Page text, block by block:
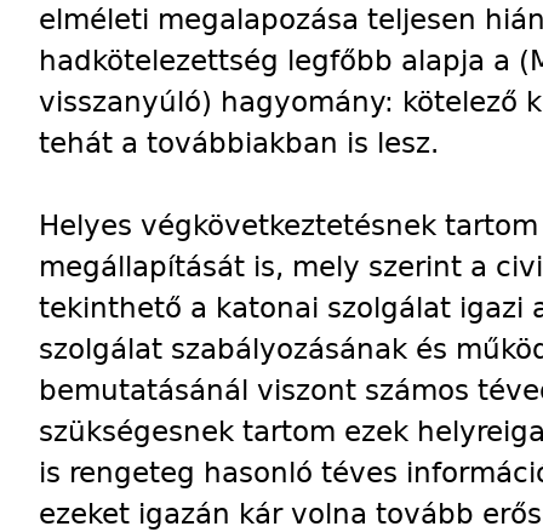
elméleti megalapozása teljesen
hadkötelezettség legfőbb alapja a
visszanyúló) hagyomány: kötelező
tehát a továbbiakban is lesz.
Helyes végkövetkeztetésnek
megállapítását is, mely szerint a
tekinthető a katonai szolgálat igazi
szolgálat szabályozásának és
bemutatásánál viszont számos
szükségesnek tartom ezek
is rengeteg hasonló téves
ezeket igazán kár volna tovább